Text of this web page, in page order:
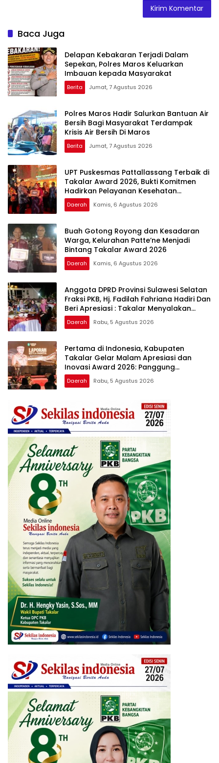
Baca Juga
Delapan Kebakaran Terjadi Dalam
Sepekan, Polres Maros Keluarkan
Imbauan kepada Masyarakat
Berita Jumat, 7 Agustus 2026
Polres Maros Hadir Salurkan Bantuan Air
Bersih Bagi Masyarakat Terdampak
Krisis Air Bersih Di Maros
Berita Jumat, 7 Agustus 2026
UPT Puskesmas Pattallassang Terbaik di
Takalar Award 2026, Bukti Komitmen
Hadirkan Pelayanan Kesehatan
Berkualitas
Daerah Kamis, 6 Agustus 2026
Buah Gotong Royong dan Kesadaran
Warga, Kelurahan Patte’ne Menjadi
Bintang Takalar Award 2026
Daerah Kamis, 6 Agustus 2026
Anggota DPRD Provinsi Sulawesi Selatan
Fraksi PKB, Hj. Fadilah Fahriana Hadiri Dan
Beri Apresiasi : Takalar Menyalakan
Lentera Pengabdian Melalui Malam
Apresiasi dan Inovasi Award 2026
Daerah Rabu, 5 Agustus 2026
Pertama di Indonesia, Kabupaten
Takalar Gelar Malam Apresiasi dan
Inovasi Award 2026: Panggung
Penghargaan bagi Pelayan Publik
Berprestasi
Daerah Rabu, 5 Agustus 2026